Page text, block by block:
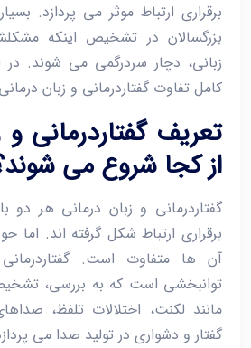
برقراری ارتباط موثر می‌ پردازد.
بزرگسالان در تشخیص اینکه
زبانی، دچار سردرگمی می‌ شوند.
کامل تفاوت گفتاردرمانی و زبان
تعریف گفتاردرمانی و
از کجا شروع می
گفتاردرمانی و زبان ‌درمانی هر دو
برقراری ارتباط شکل گرفته ‌اند. اما
آن‌ ها متفاوت است.
توانبخشی است که به بررسی،
مانند لکنت، اختلالات تلفظ،
گفتار و دشواری در تولید صدا می